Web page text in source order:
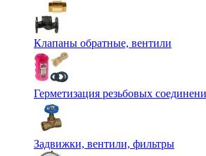
Клапаны обратные, вентили
Герметизация резьбовых
Задвижки, вентили, фильтры